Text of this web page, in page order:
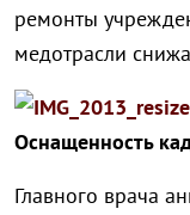
ремонты
медотрасли
Оснащенность
Главного врача